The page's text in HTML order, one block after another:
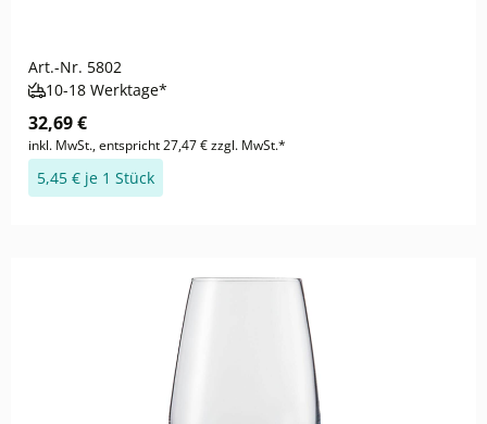
Art.-Nr. 5802
10-18 Werktage*
32,69 €
inkl. MwSt., entspricht 27,47 € zzgl. MwSt.*
5,45 € je 1 Stück